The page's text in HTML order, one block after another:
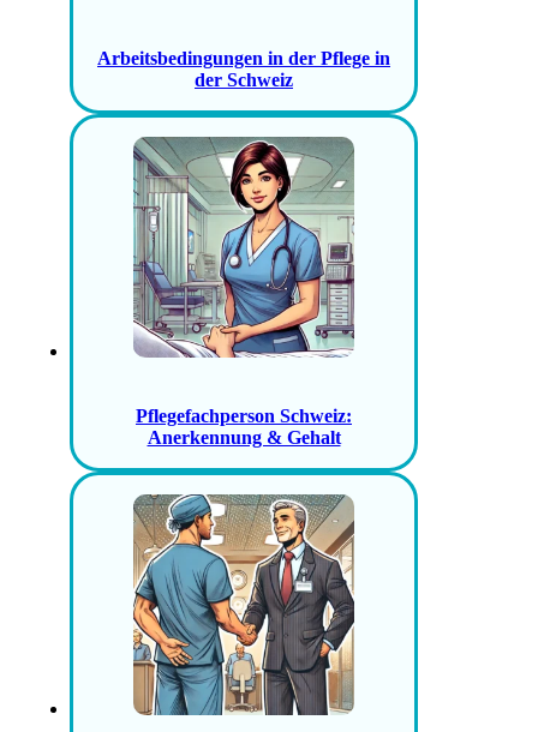
Arbeitsbedingungen in der Pflege in
der Schweiz
Pflegefachperson Schweiz:
Anerkennung & Gehalt